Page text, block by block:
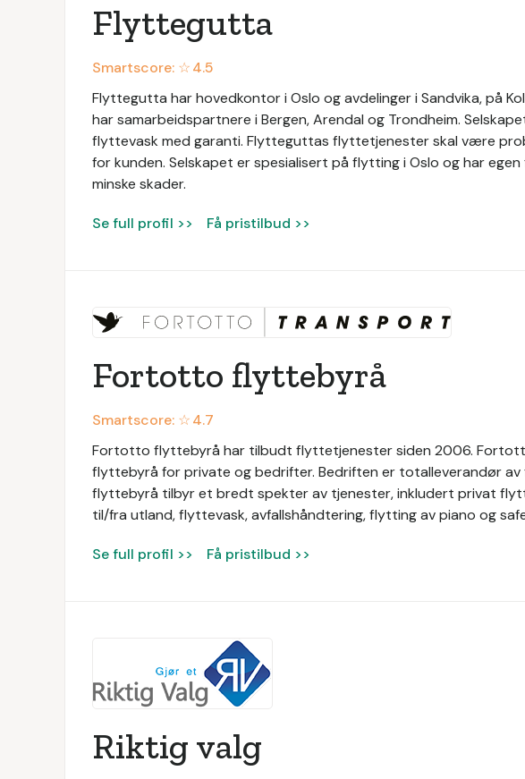
Flyttegutta
Smartscore: ☆4.5
Flyttegutta har hovedkontor i Oslo og avdelinger i Sandvika, på
har samarbeidspartnere i Bergen, Arendal og Trondheim.
flyttevask med garanti. Flytteguttas flyttetjenester skal være
for kunden. Selskapet er spesialisert på flytting i Oslo og har
minske skader.
Se full profil >> Få pristilbud >>
Fortotto flyttebyrå
Smartscore: ☆4.7
Fortotto flyttebyrå har tilbudt flyttetjenester siden 2006.
flyttebyrå for private og bedrifter. Bedriften er totalleverandør
flyttebyrå tilbyr et bredt spekter av tjenester, inkludert privat
til/fra utland, flyttevask, avfallshåndtering, flytting av piano og
Se full profil >> Få pristilbud >>
Riktig valg